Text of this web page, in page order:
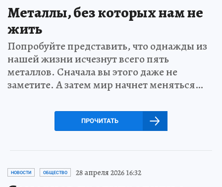
Металлы, без которых нам не
жить
Попробуйте представить, что однажды из
нашей жизни исчезнут всего пять
металлов. Сначала вы этого даже не
заметите. А затем мир начнет меняться…
ПРОЧИТАТЬ
НОВОСТИ ОБЩЕСТВО 28 апреля 2026 16:32